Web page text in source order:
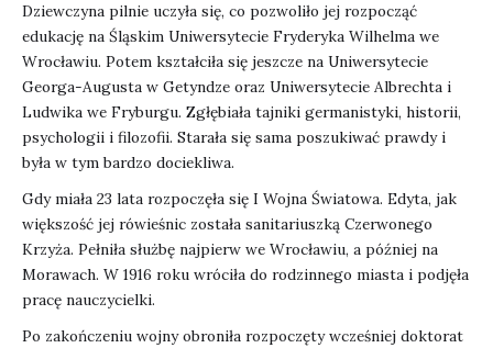
Dziewczyna pilnie uczyła się, co pozwoliło jej rozpocząć
edukację na Śląskim Uniwersytecie Fryderyka Wilhelma we
Wrocławiu. Potem kształciła się jeszcze na Uniwersytecie
Georga-Augusta w Getyndze oraz Uniwersytecie Albrechta i
Ludwika we Fryburgu. Zgłębiała tajniki germanistyki, historii,
psychologii i filozofii. Starała się sama poszukiwać prawdy i
była w tym bardzo dociekliwa.
Gdy miała 23 lata rozpoczęła się I Wojna Światowa. Edyta, jak
większość jej rówieśnic została sanitariuszką Czerwonego
Krzyża. Pełniła służbę najpierw we Wrocławiu, a później na
Morawach. W 1916 roku wróciła do rodzinnego miasta i podjęła
pracę nauczycielki.
Po zakończeniu wojny obroniła rozpoczęty wcześniej doktorat